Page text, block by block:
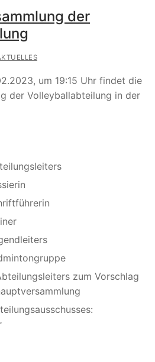
der
um 19:15 Uhr findet die
der Volleyballabteilung in der
zum Vorschlag